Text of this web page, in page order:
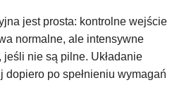
jest prosta: kontrolne wejście
normalne, ale intensywne
nie są pilne. Układanie
po spełnieniu wymagań